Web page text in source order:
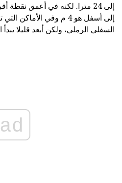
إلى 24 مترا. لكنه في أعمق
إلى أسفل هو 4 م وفي
السفلي الرملي، ولكن أبعد قليلا
ad